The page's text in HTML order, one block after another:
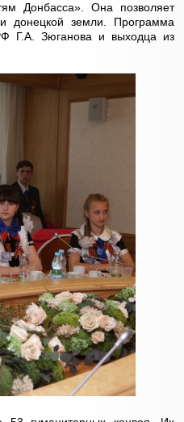
Донбасса». Она позволяет
и донецкой земли. Программа
Г.А. Зюганова и выходца из